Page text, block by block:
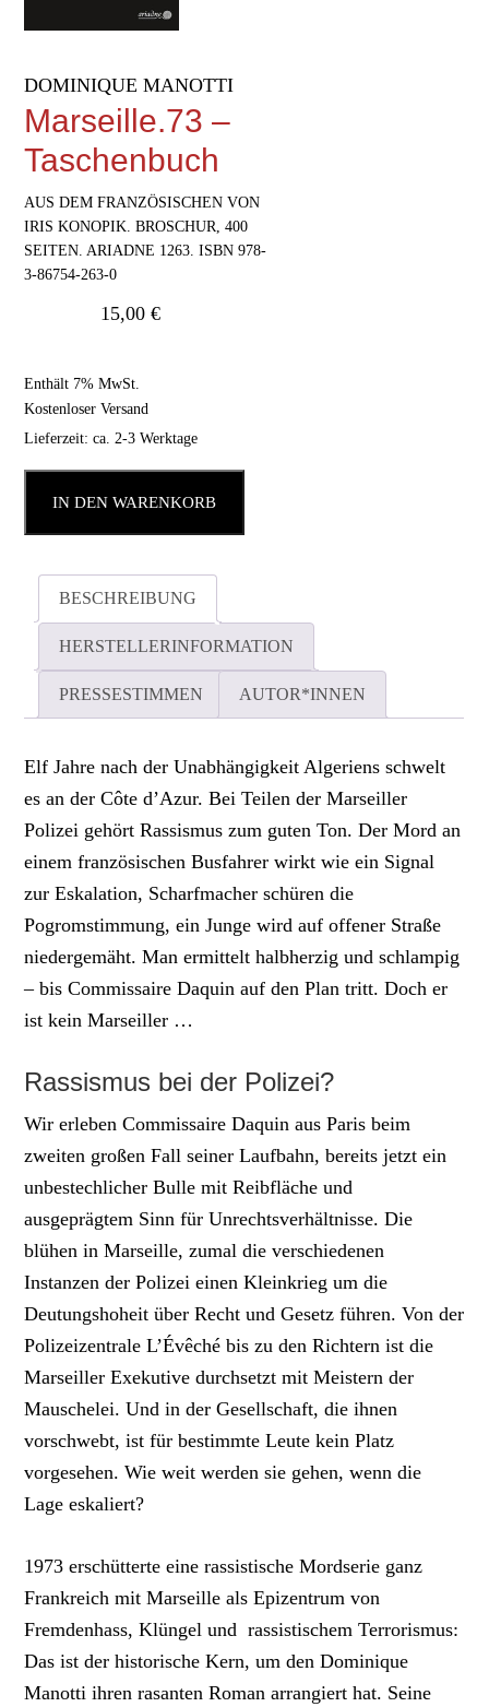
DOMINIQUE MANOTTI
Marseille.73 –
Taschenbuch
AUS DEM FRANZÖSISCHEN VON
IRIS KONOPIK. BROSCHUR, 400
SEITEN. ARIADNE 1263. ISBN 978-
3-86754-263-0
15,00€
Enthält 7% MwSt.
Kostenloser Versand
Lieferzeit: ca. 2-3 Werktage
IN DEN WARENKORB
BESCHREIBUNG
HERSTELLERINFORMATION
PRESSESTIMMEN AUTOR*INNEN
Elf Jahre nach der Unabhängigkeit Algeriens schwelt
es an der Côte d’Azur. Bei Teilen der Marseiller
Polizei gehört Rassismus zum guten Ton. Der Mord an
einem französischen Busfahrer wirkt wie ein Signal
zur Eskalation, Scharfmacher schüren die
Pogromstimmung, ein Junge wird auf offener Straße
niedergemäht. Man ermittelt halbherzig und schlampig
– bis Commissaire Daquin auf den Plan tritt. Doch er
ist kein Marseiller …
Rassismus bei der Polizei?
Wir erleben Commissaire Daquin aus Paris beim
zweiten großen Fall seiner Laufbahn, bereits jetzt ein
unbestechlicher Bulle mit Reibfläche und
ausgeprägtem Sinn für Unrechtsverhältnisse. Die
blühen in Marseille, zumal die verschiedenen
Instanzen der Polizei einen Kleinkrieg um die
Deutungshoheit über Recht und Gesetz führen. Von der
Polizeizentrale L’Évêché bis zu den Richtern ist die
Marseiller Exekutive durchsetzt mit Meistern der
Mauschelei. Und in der Gesellschaft, die ihnen
vorschwebt, ist für bestimmte Leute kein Platz
vorgesehen. Wie weit werden sie gehen, wenn die
Lage eskaliert?
1973 erschütterte eine rassistische Mordserie ganz
Frankreich mit Marseille als Epizentrum von
Fremdenhass, Klüngel und rassistischem Terrorismus:
Das ist der historische Kern, um den Dominique
Manotti ihren rasanten Roman arrangiert hat. Seine